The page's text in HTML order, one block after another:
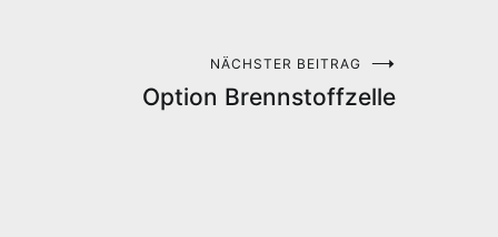
NÄCHSTER BEITRAG
Option Brennstoffzelle